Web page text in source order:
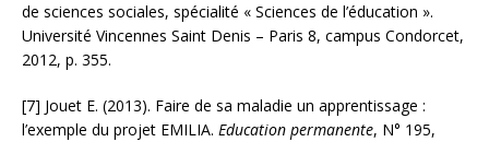
de sciences sociales, spécialité « Sciences de l’éducation ».
Université Vincennes Saint Denis – Paris 8, campus Condorcet,
2012, p. 355.
[7] Jouet E. (2013). Faire de sa maladie un apprentissage :
l’exemple du projet EMILIA. Education permanente, N° 195,